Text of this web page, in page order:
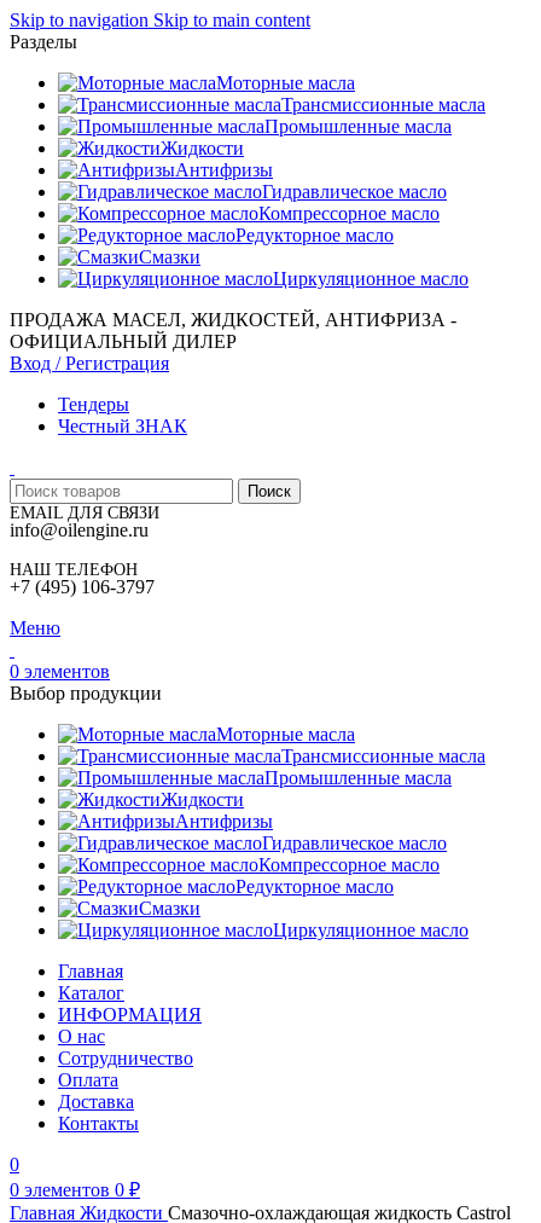
Skip to navigation Skip to main content
Разделы
Моторные масла
Трансмиссионные масла
Промышленные масла
Жидкости
Антифризы
Гидравлическое масло
Компрессорное масло
Редукторное масло
Смазки
Циркуляционное масло
ПРОДАЖА МАСЕЛ, ЖИДКОСТЕЙ, АНТИФРИЗА -
ОФИЦИАЛЬНЫЙ ДИЛЕР
Вход / Регистрация
Тендеры
Честный ЗНАК
Поиск
EMAIL ДЛЯ СВЯЗИ
info@oilengine.ru
НАШ ТЕЛЕФОН
+7 (495) 106-3797
Меню
0 элементов
Выбор продукции
Моторные масла
Трансмиссионные масла
Промышленные масла
Жидкости
Антифризы
Гидравлическое масло
Компрессорное масло
Редукторное масло
Смазки
Циркуляционное масло
Главная
Каталог
ИНФОРМАЦИЯ
О нас
Сотрудничество
Оплата
Доставка
Контакты
0
0 элементов 0 ₽
Главная Жидкости Смазочно-охлаждающая жидкость Castrol